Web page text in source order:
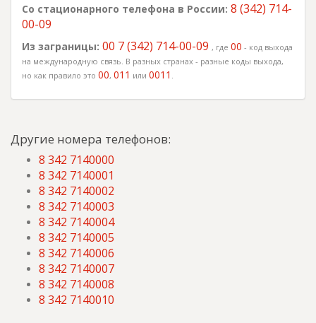
Со стационарного телефона в России: 8 (342) 714-
00-09
Из заграницы: 00 7 (342) 714-00-09 , где 00 - код выхода
на международную связь. В разных странах - разные коды выхода,
но как правило это 00, 011 или 0011 .
Другие номера телефонов:
8 342 7140000
8 342 7140001
8 342 7140002
8 342 7140003
8 342 7140004
8 342 7140005
8 342 7140006
8 342 7140007
8 342 7140008
8 342 7140010